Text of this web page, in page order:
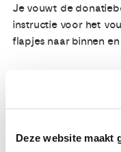
Deze website maakt
Je vouwt de
instructie voor het
flapjes naar binnen
Na het feestje of de